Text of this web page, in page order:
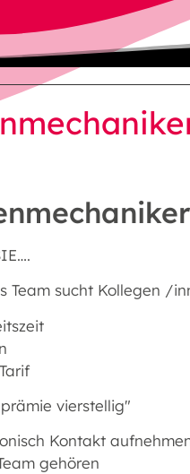
Team sucht Kollegen /
vierstellig"
Kontakt
gehören